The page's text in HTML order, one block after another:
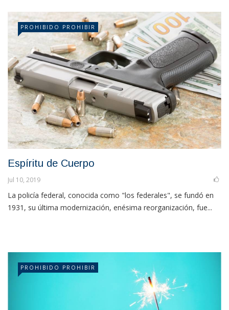
PROHIBIDO PROHIBIR
Espíritu de Cuerpo
Jul 10, 2019
La policía federal, conocida como "los federales", se fundó en
1931, su última modernización, enésima reorganización, fue...
PROHIBIDO PROHIBIR